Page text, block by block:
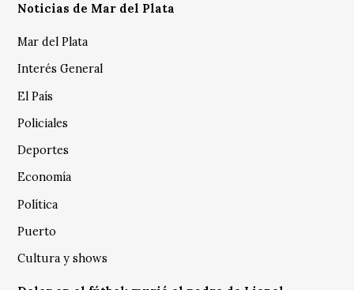
Noticias de Mar del Plata
Mar del Plata
Interés General
El País
Policiales
Deportes
Economía
Política
Puerto
Cultura y shows